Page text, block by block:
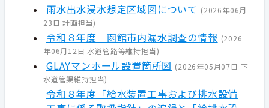
雨水出水浸水想定区域図について (2026年06月
23日 計画担当)
令和８年度 函館市内漏水調査の情報 (2026
年06月12日 水道管路等維持担当)
GLAYマンホール設置箇所図 (2026年05月07日 下
水道管渠維持担当)
令和８年度「給水装置工事および排水設備